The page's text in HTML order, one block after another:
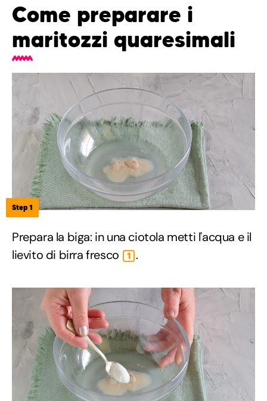
Come preparare i
maritozzi quaresimali
Step 1
Prepara la biga: in una ciotola metti l'acqua e il
lievito di birra fresco
1 .